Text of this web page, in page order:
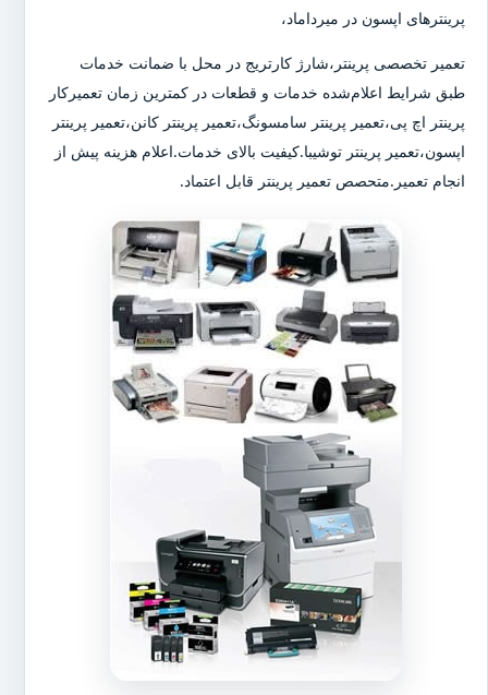
پرینترهای اپسون در میرداماد،
تعمیر تخصصی پرینتر،شارژ کارتریج در محل با ضمانت خدمات
طبق شرایط اعلام‌شده خدمات و قطعات در کمترین زمان تعمیرکار
پرینتر اچ پی،تعمیر پرینتر سامسونگ،تعمیر پرینتر کانن،تعمیر پرینتر
اپسون،تعمیر پرینتر توشیبا.کیفیت بالای خدمات.اعلام هزینه پیش از
انجام تعمیر.متحصص تعمیر پرینتر قابل اعتماد.